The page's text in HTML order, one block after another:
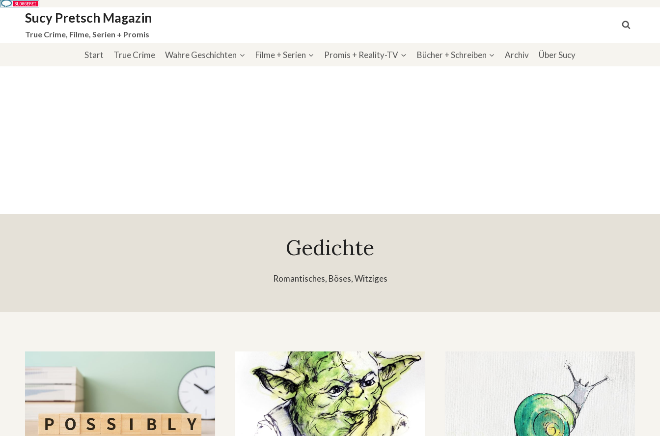
springen
Sucy Pretsch Magazin
True Crime, Filme, Serien + Promis
Start True Crime Wahre Geschichten Filme + Serien Promis + Reality-TV Bücher + Schreiben Archiv Über Sucy
Gedichte
Romantisches, Böses, Witziges